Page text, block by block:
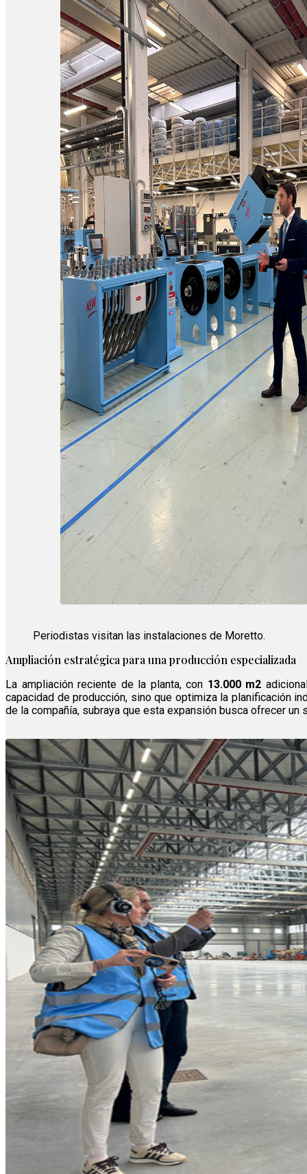
Periodistas visitan las instalaciones de Moretto.
Ampliación estratégica para una producción especializada
La ampliación reciente de la planta, con 13.000 m2
capacidad de producción, sino que optimiza la planificación
de la compañía, subraya que esta expansión busca ofrecer